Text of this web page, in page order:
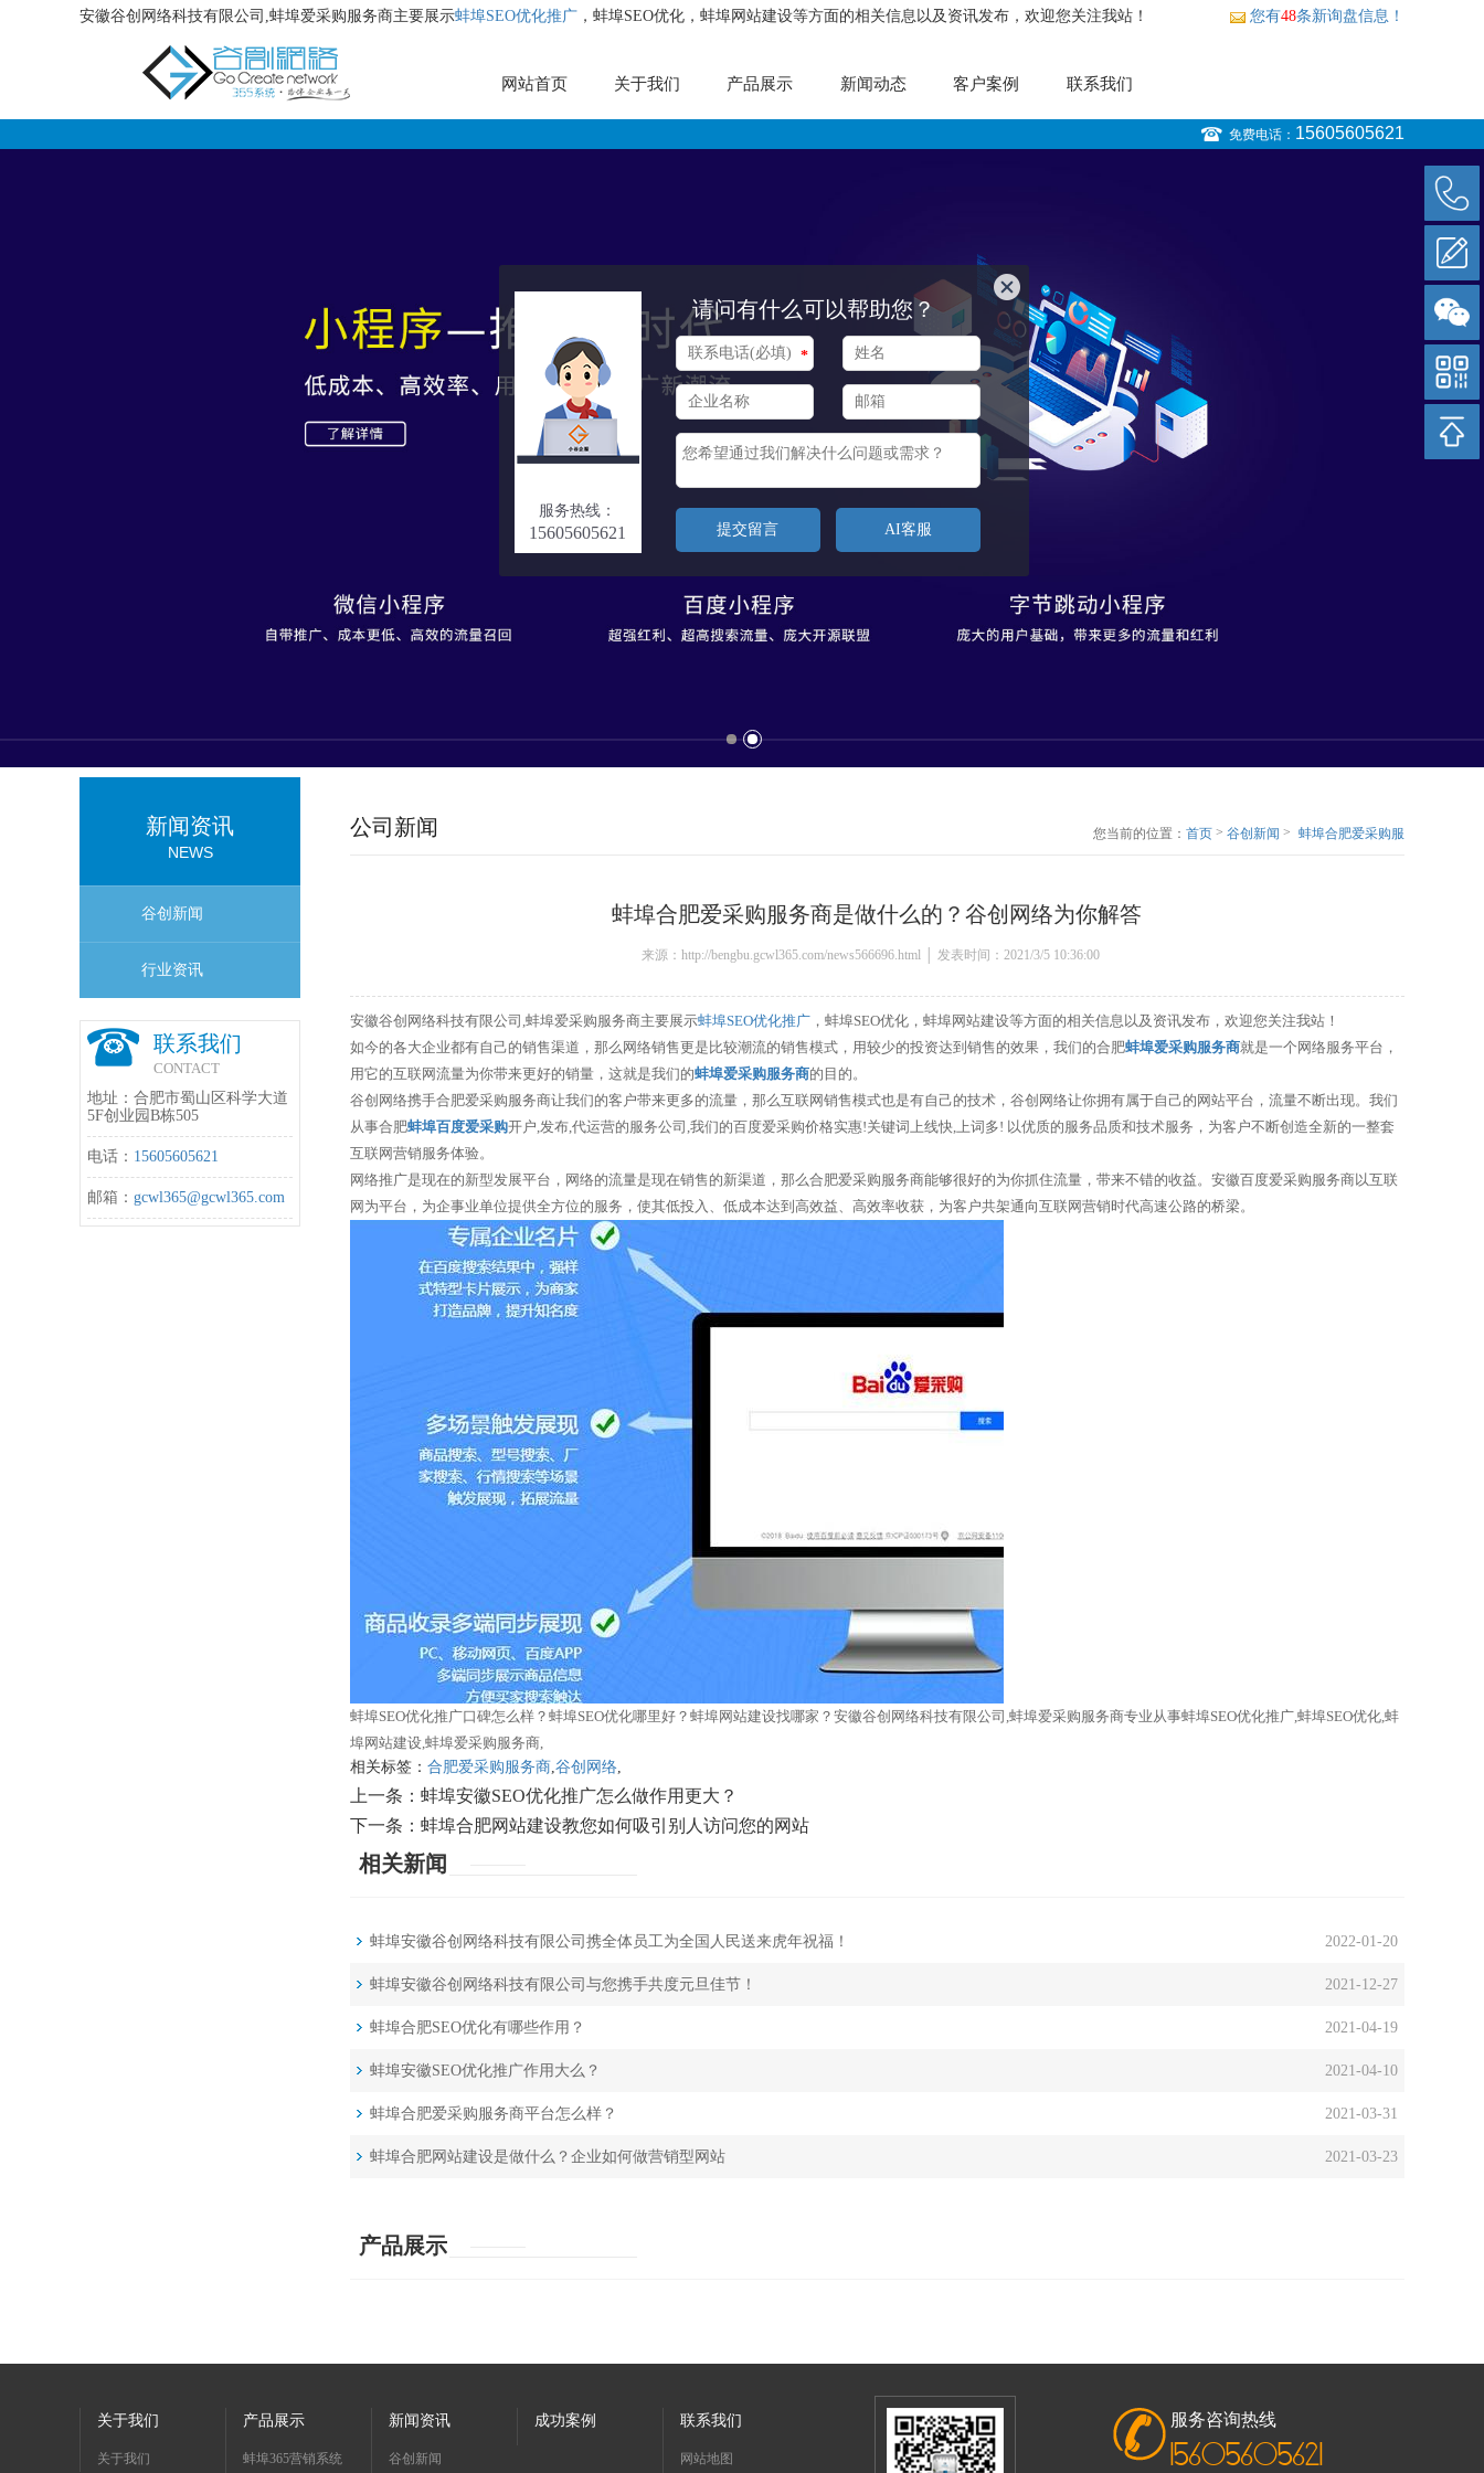
安徽谷创网络科技有限公司,蚌埠爱采购服务商主要展示蚌埠SEO优化推广 ，蚌埠SEO优化，蚌埠网站建设等方面的相关信息以及资讯发布，欢迎您关注我站！ 您有48条新询盘信息！
网站首页 关于我们 产品展示 新闻动态 客户案例 联系我们
免费电话： 15605605621
新闻资讯
NEWS
谷创新闻
行业资讯
联系我们
CONTACT
地址：合肥市蜀山区科学大道
5F创业园B栋505
电话： 15605605621
邮箱： gcwl365@gcwl365.com
公司新闻 您当前的位置： 首页 > 谷创新闻 > 蚌埠合肥爱采购服
蚌埠合肥爱采购服务商是做什么的？谷创网络为你解答
来源：http://bengbu.gcwl365.com/news566696.html │ 发表时间：2021/3/5 10:36:00
安徽谷创网络科技有限公司,蚌埠爱采购服务商主要展示蚌埠SEO优化推广，蚌埠SEO优化，蚌埠网站建设等方面的相关信息以及资讯发布，欢迎您关注我站！
如今的各大企业都有自己的销售渠道，那么网络销售更是比较潮流的销售模式，用较少的投资达到销售的效果，我们的合肥蚌埠爱采购服务商就是一个网络服务平台，
用它的互联网流量为你带来更好的销量，这就是我们的蚌埠爱采购服务商的目的。
谷创网络携手合肥爱采购服务商让我们的客户带来更多的流量，那么互联网销售模式也是有自己的技术，谷创网络让你拥有属于自己的网站平台，流量不断出现。我们
从事合肥蚌埠百度爱采购开户,发布,代运营的服务公司,我们的百度爱采购价格实惠!关键词上线快,上词多! 以优质的服务品质和技术服务，为客户不断创造全新的一整套
互联网营销服务体验。
网络推广是现在的新型发展平台，网络的流量是现在销售的新渠道，那么合肥爱采购服务商能够很好的为你抓住流量，带来不错的收益。安徽百度爱采购服务商以互联
网为平台，为企事业单位提供全方位的服务，使其低投入、低成本达到高效益、高效率收获，为客户共架通向互联网营销时代高速公路的桥梁。
蚌埠SEO优化推广口碑怎么样？蚌埠SEO优化哪里好？蚌埠网站建设找哪家？安徽谷创网络科技有限公司,蚌埠爱采购服务商专业从事蚌埠SEO优化推广,蚌埠SEO优化,蚌
埠网站建设,蚌埠爱采购服务商,
相关标签： 合肥爱采购服务商,谷创网络,
上一条： 蚌埠安徽SEO优化推广怎么做作用更大？
下一条： 蚌埠合肥网站建设教您如何吸引别人访问您的网站
相关新闻
蚌埠安徽谷创网络科技有限公司携全体员工为全国人民送来虎年祝福！ 2022-01-20
蚌埠安徽谷创网络科技有限公司与您携手共度元旦佳节！ 2021-12-27
蚌埠合肥SEO优化有哪些作用？ 2021-04-19
蚌埠安徽SEO优化推广作用大么？ 2021-04-10
蚌埠合肥爱采购服务商平台怎么样？ 2021-03-31
蚌埠合肥网站建设是做什么？企业如何做营销型网站 2021-03-23
产品展示
关于我们
关于我们
产品展示
蚌埠365营销系统
新闻资讯
谷创新闻
成功案例 联系我们
网站地图
服务咨询热线
15605605621
服务热线：
15605605621
请问有什么可以帮助您？
*
提交留言 AI客服